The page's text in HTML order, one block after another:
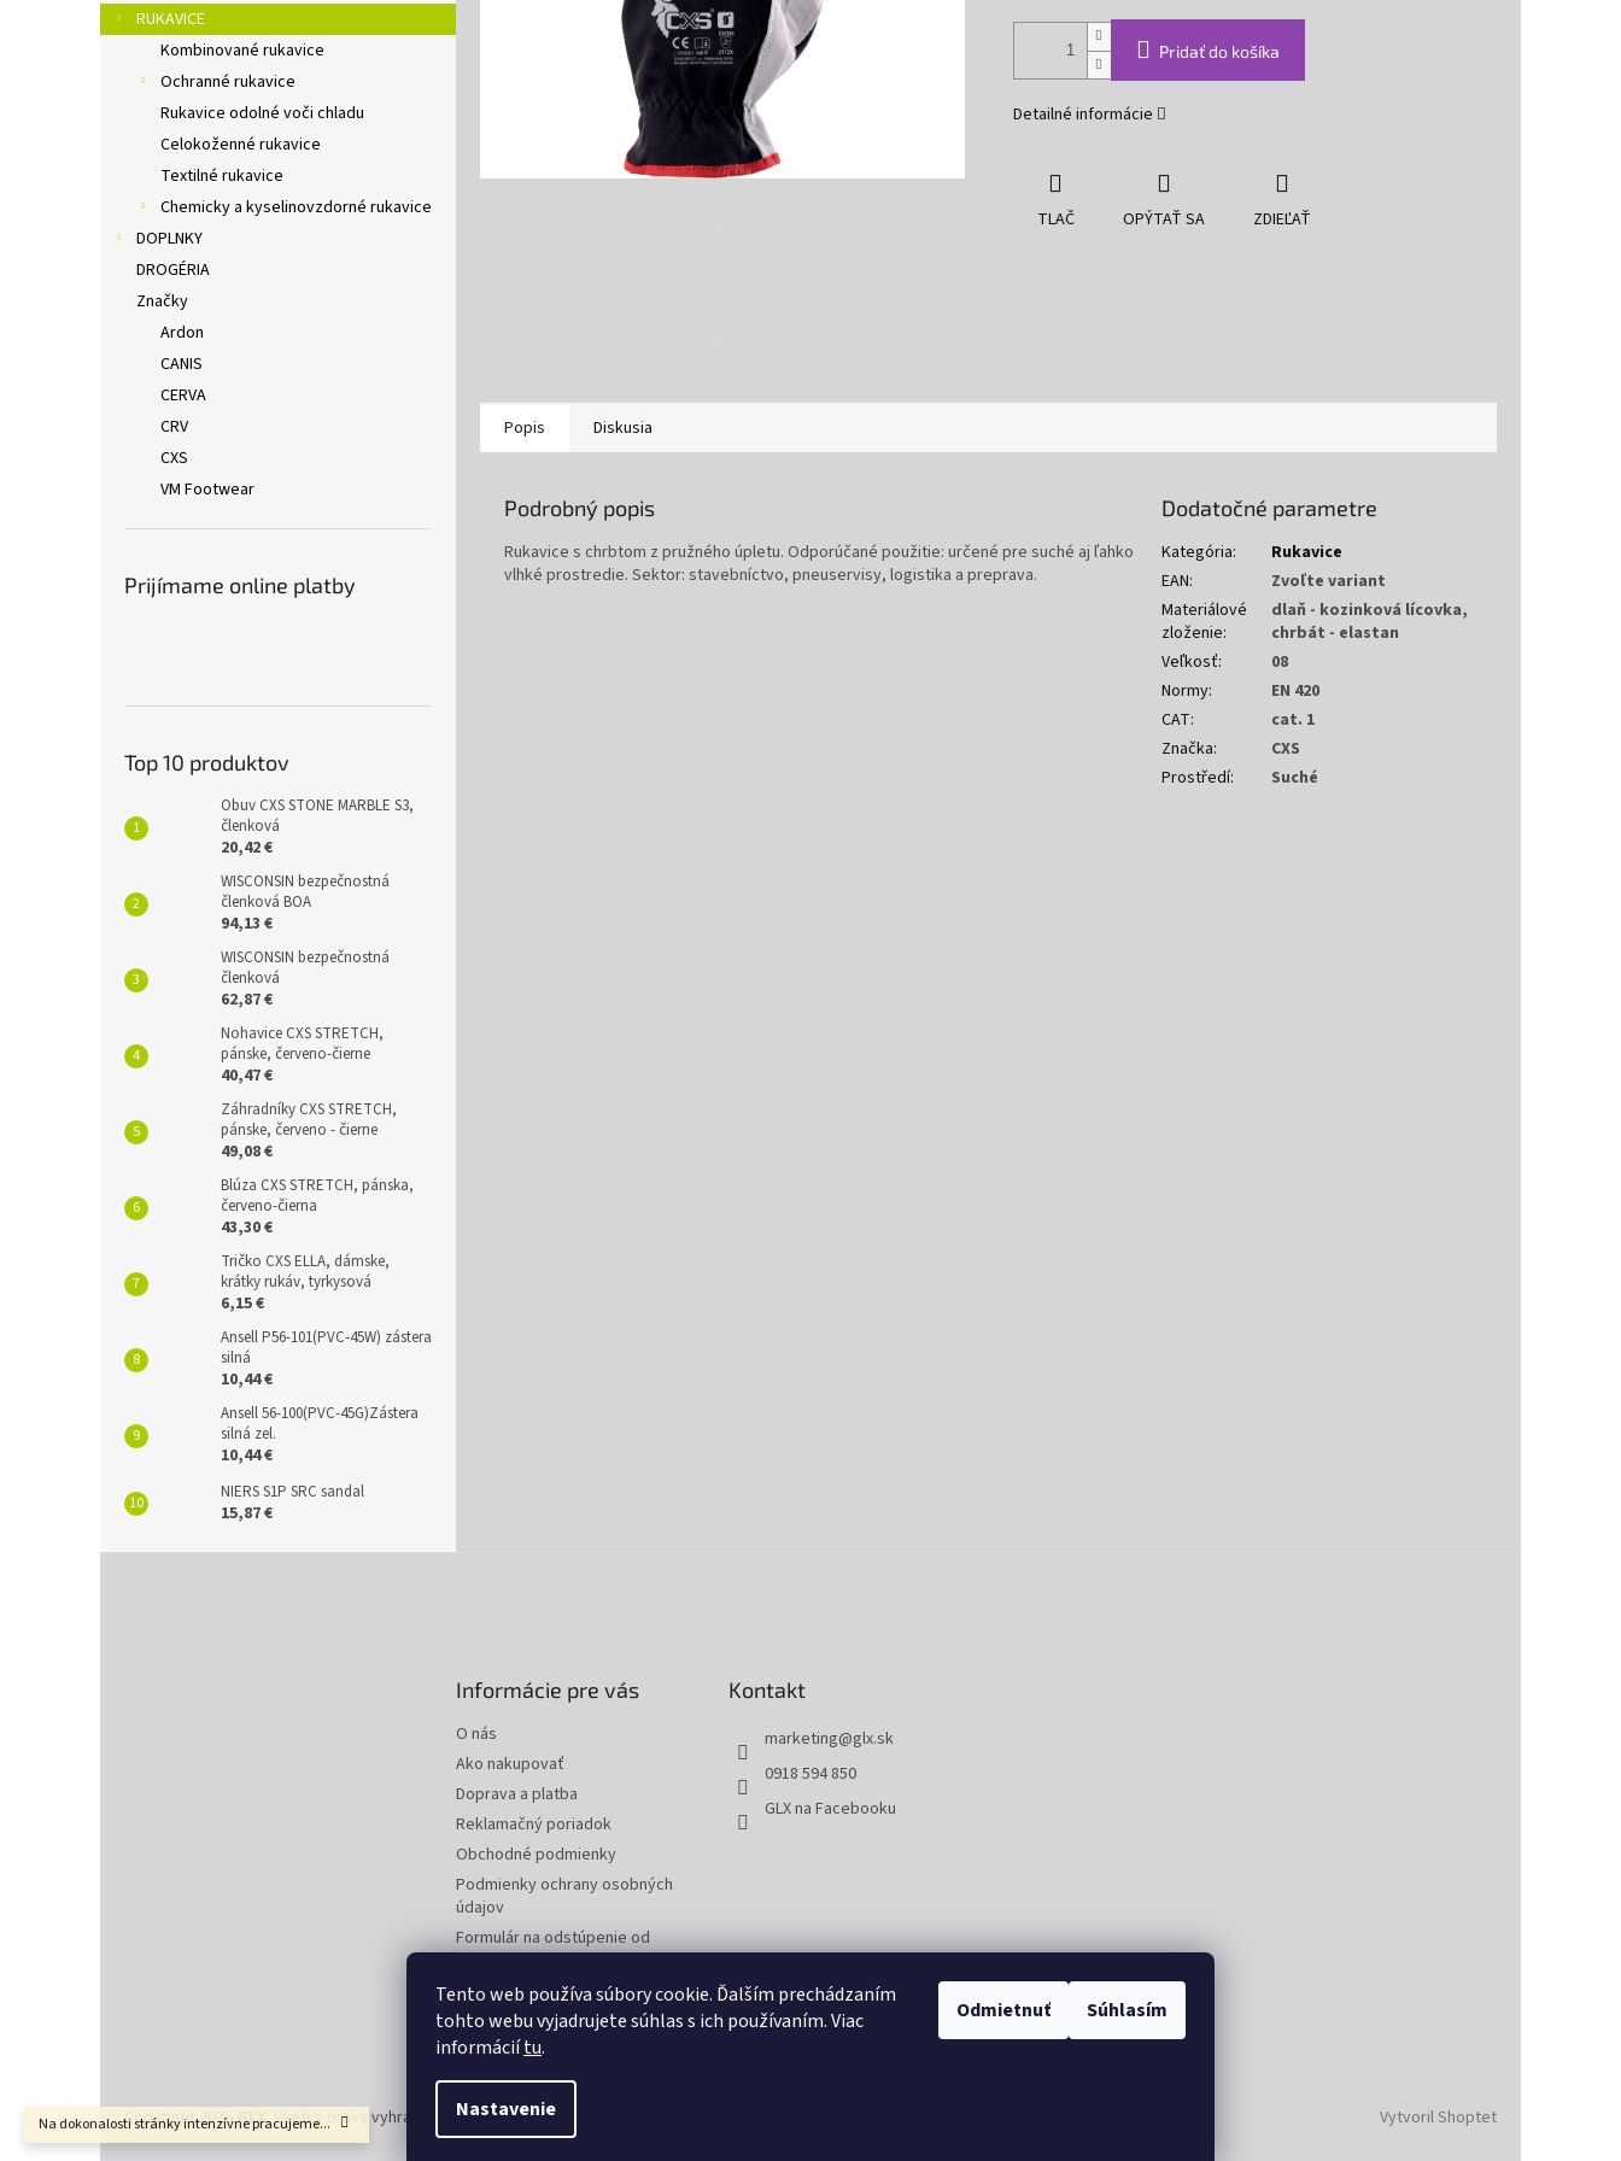
Tento web používa súbory cookie. Ďalším prechádzaním
tohto webu vyjadrujete súhlas s ich používaním. Viac
informáciítu.
Nastavenie
Odmietnuť Súhlasím
Na dokonalosti stránky intenzívne pracujeme...
RUKAVICE
Kombinované rukavice
Ochranné rukavice
Rukavice odolné voči chladu
Celokoženné rukavice
Textilné rukavice
Chemicky a kyselinovzdorné rukavice
DOPLNKY
DROGÉRIA
Značky
Ardon
CANIS
CERVA
CRV
CXS
VM Footwear
Prijímame online platby
Top 10 produktov
Obuv CXS STONE MARBLE S3,
členková
20,42 €
WISCONSIN bezpečnostná
členková BOA
94,13 €
WISCONSIN bezpečnostná
členková
62,87 €
Nohavice CXS STRETCH,
pánske, červeno-čierne
40,47 €
Záhradníky CXS STRETCH,
pánske, červeno - čierne
49,08 €
Blúza CXS STRETCH, pánska,
červeno-čierna
43,30 €
Tričko CXS ELLA, dámske,
krátky rukáv, tyrkysová
6,15 €
Ansell P56-101(PVC-45W) zástera
silná
10,44 €
Ansell 56-100(PVC-45G)Zástera
silná zel.
10,44 €
NIERS S1P SRC sandal
15,87 €
Pridať do košíka
Detailné informácie
TLAČ OPÝTAŤ SA ZDIEĽAŤ
Popis Diskusia
Podrobný popis
Rukavice s chrbtom z pružného úpletu. Odporúčané použitie: určené pre suché aj ľahko
vlhké prostredie. Sektor: stavebníctvo, pneuservisy, logistika a preprava.
Dodatočné parametre
Kategória:
Rukavice
EAN:
Zvoľte variant
Materiálové
zloženie:
dlaň - kozinková lícovka,
chrbát - elastan
Veľkosť:
08
Normy:
EN 420
CAT:
cat. 1
Značka:
CXS
Prostředí: Suché
Informácie pre vás
O nás
Ako nakupovať
Doprava a platba
Reklamačný poriadok
Obchodné podmienky
Podmienky ochrany osobných
údajov
Formulár na odstúpenie od
Formulár na reklamáciu tovaru
Kontakty
Kontakt
marketing@glx.sk
0918 594 850
GLX na Facebooku
Vytvoril Shoptet
Copyright 2026GLX. Všetky práva vyhradené. Upraviť nastavenie cookies